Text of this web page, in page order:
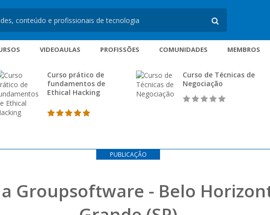
VIDEOAULAS PROFISSÕES COMUNIDADES MEMBROS
Curso prático de
fundamentos de
Ethical Hacking
Curso de Técnicas de
Negociação
PUBLICAÇÃO
Groupsoftware - Belo